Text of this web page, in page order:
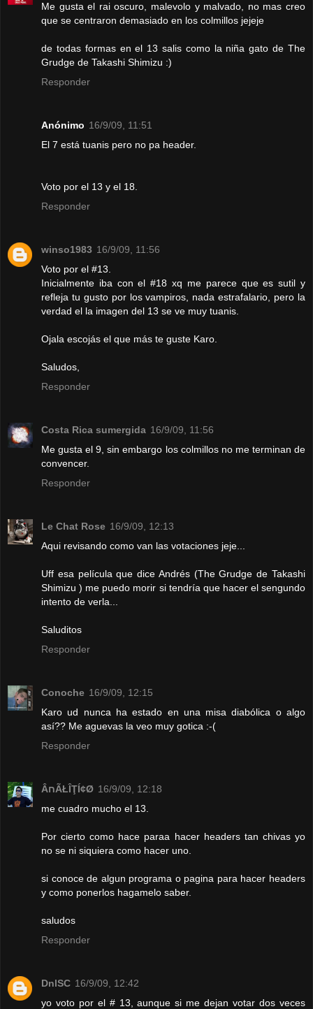
Me gusta el rai oscuro, malevolo y malvado, no mas creo
que se centraron demasiado en los colmillos jejeje
de todas formas en el 13 salis como la niña gato de The
Grudge de Takashi Shimizu :)
Responder
Anónimo 16/9/09, 11:51
El 7 está tuanis pero no pa header.
Voto por el 13 y el 18.
Responder
winso1983 16/9/09, 11:56
Voto por el #13.
Inicialmente iba con el #18 xq me parece que es sutil y
refleja tu gusto por los vampiros, nada estrafalario, pero la
verdad el la imagen del 13 se ve muy tuanis.
Ojala escojás el que más te guste Karo.
Saludos,
Responder
Costa Rica sumergida 16/9/09, 11:56
Me gusta el 9, sin embargo los colmillos no me terminan de
convencer.
Responder
Le Chat Rose 16/9/09, 12:13
Aqui revisando como van las votaciones jeje...
Uff esa película que dice Andrés (The Grudge de Takashi
Shimizu ) me puedo morir si tendría que hacer el sengundo
intento de verla...
Saluditos
Responder
Conoche 16/9/09, 12:15
Karo ud nunca ha estado en una misa diabólica o algo
así?? Me aguevas la veo muy gotica :-(
Responder
ÂחÃŁÎŢÍ¢Ø 16/9/09, 12:18
me cuadro mucho el 13.
Por cierto como hace paraa hacer headers tan chivas yo
no se ni siquiera como hacer uno.
si conoce de algun programa o pagina para hacer headers
y como ponerlos hagamelo saber.
saludos
Responder
DnlSC 16/9/09, 12:42
yo voto por el # 13, aunque si me dejan votar dos veces